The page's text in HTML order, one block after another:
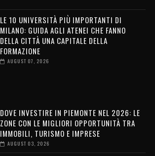
LE 10 UNIVERSITÀ PIÙ IMPORTANTI DI
MILANO: GUIDA AGLI ATENEI CHE FANNO
DELLA CITTÀ UNA CAPITALE DELLA
FORMAZIONE
AUGUST 07, 2026
DOVE INVESTIRE IN PIEMONTE NEL 2026: LE
ZONE CON LE MIGLIORI OPPORTUNITÀ TRA
IMMOBILI, TURISMO E IMPRESE
AUGUST 03, 2026